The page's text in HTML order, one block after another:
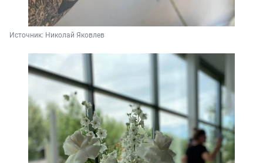
Источник: Николай Яковлев